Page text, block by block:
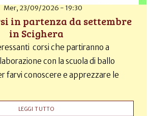
Mer, 23/09/2026 - 19:30
in partenza da settembre
in Scighera
corsi che partiranno a
con la scuola di ballo
farvi conoscere e apprezzare le
LEGGI TUTTO